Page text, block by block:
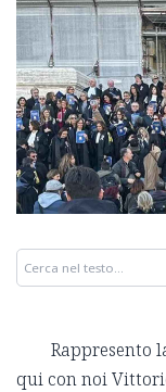
Rappresento
qui con noi